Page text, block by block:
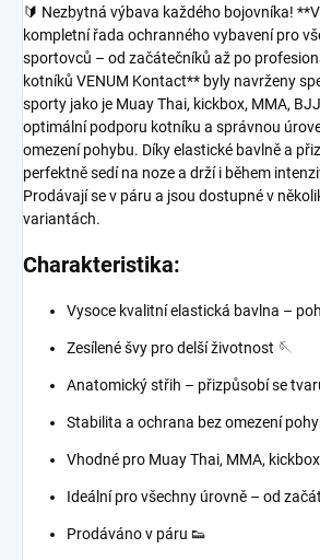
🔰 Nezbytná výbava každého bojovníka!
kompletní řada ochranného vybavení pro
sportovců – od začátečníků až po
kotníků VENUM Kontact** byly navrženy
sporty jako je Muay Thai, kickbox, MMA,
optimální podporu kotníku a správnou
omezení pohybu. Díky elastické bavlně a
perfektně sedí na noze a drží i během
Prodávají se v páru a jsou dostupné v
variantách.
Charakteristika:
Vysoce kvalitní elastická bavlna –
Zesílené švy pro delší životnost 🪡
Anatomický střih – přizpůsobí se
Stabilita a ochrana bez omezení
Vhodné pro Muay Thai, MMA,
Ideální pro všechny úrovně – od
Prodáváno v páru 👟